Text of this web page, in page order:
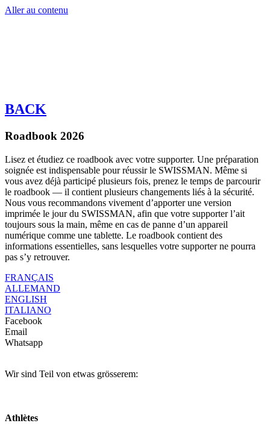
Aller au contenu
BACK
Roadbook 2026
Lisez et étudiez ce roadbook avec votre supporter. Une préparation
soignée est indispensable pour réussir le SWISSMAN. Même si
vous avez déjà participé plusieurs fois, prenez le temps de parcourir
le roadbook — il contient plusieurs changements liés à la sécurité.
Nous vous recommandons vivement d’apporter une version
imprimée le jour du SWISSMAN, afin que votre supporter l’ait
toujours sous la main, même en cas de panne d’un appareil
numérique comme une tablette. Le roadbook contient des
informations essentielles, sans lesquelles votre supporter ne pourra
pas s’y retrouver.
FRANÇAIS
ALLEMAND
ENGLISH
ITALIANO
Facebook
Email
Whatsapp
Wir sind Teil von etwas grösserem:
Athlètes